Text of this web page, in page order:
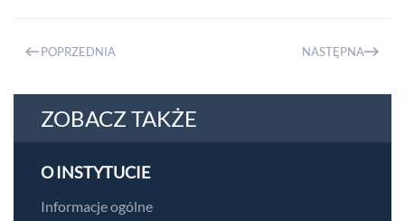
POPRZEDNIA NASTĘPNA
ZOBACZ TAKŻE
O INSTYTUCIE
Informacje ogólne